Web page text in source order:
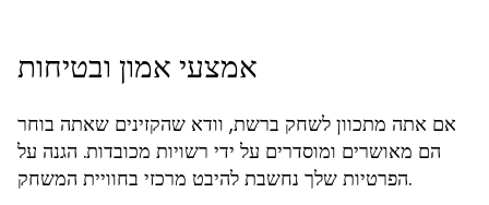
אמצעי אמון ובטיחות
אם אתה מתכוון לשחק ברשת, וודא שהקזינים שאתה בוחר
הם מאושרים ומוסדרים על ידי רשויות מכובדות. הגנה על
הפרטיות שלך נחשבת להיבט מרכזי בחוויית המשחק.